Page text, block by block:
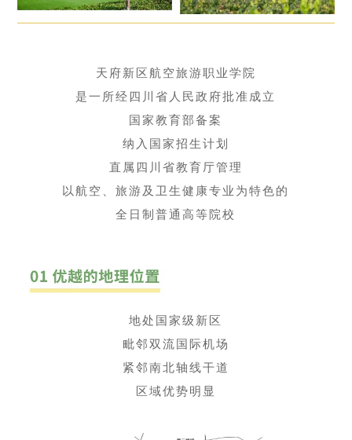
天府新区航空旅游职业学院
是一所经四川省人民政府批准成立
国家教育部备案
纳入国家招生计划
直属四川省教育厅管理
以航空、旅游及卫生健康专业为特色的
全日制普通高等院校
地处国家级新区
毗邻双流国际机场
紧邻南北轴线干道
区域优势明显